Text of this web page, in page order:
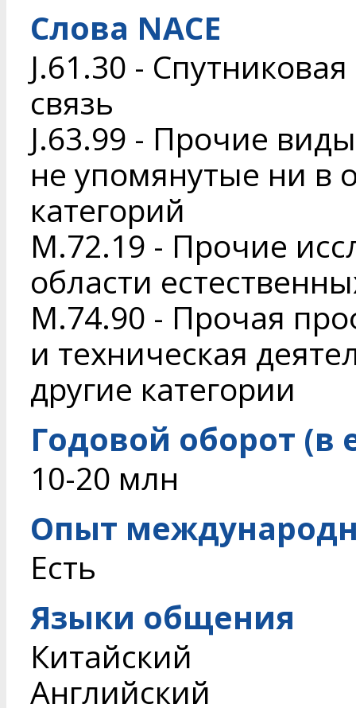
Слова NACE
J.61.30 -
связь
J.63.99 - Прочие
не упомянутые ни в
категорий
M.72.19 - Прочие
области
M.74.90 - Прочая
и техническая
другие категории
Годовой оборот (в
10-20 млн
Опыт
Есть
Языки общения
Китайский
Английский